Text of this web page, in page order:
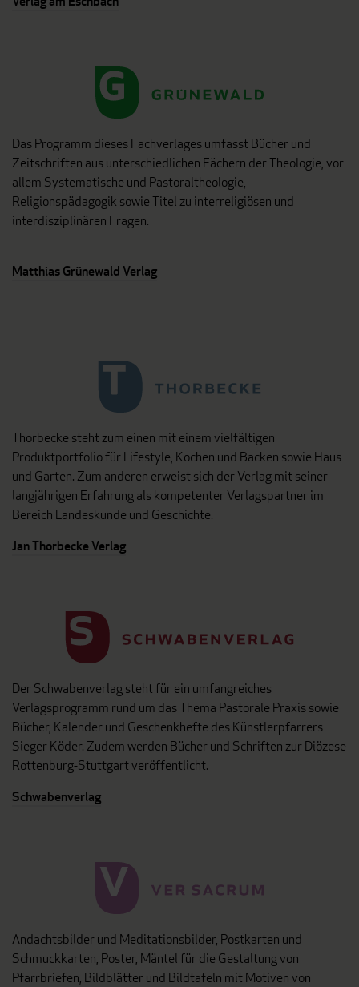
Das Programm dieses Fachverlages umfasst Bücher und
Zeitschriften aus unterschiedlichen Fächern der Theologie, vor
allem Systematische und Pastoraltheologie,
Religionspädagogik sowie Titel zu interreligiösen und
interdisziplinären Fragen.
Matthias Grünewald Verlag
Thorbecke steht zum einen mit einem vielfältigen
Produktportfolio für Lifestyle, Kochen und Backen sowie Haus
und Garten. Zum anderen erweist sich der Verlag mit seiner
langjährigen Erfahrung als kompetenter Verlagspartner im
Bereich Landeskunde und Geschichte.
Jan Thorbecke Verlag
Der Schwabenverlag steht für ein umfangreiches
Verlagsprogramm rund um das Thema Pastorale Praxis sowie
Bücher, Kalender und Geschenkhefte des Künstlerpfarrers
Sieger Köder. Zudem werden Bücher und Schriften zur Diözese
Rottenburg-Stuttgart veröffentlicht.
Schwabenverlag
Andachtsbilder und Meditationsbilder, Postkarten und
Schmuckkarten, Poster, Mäntel für die Gestaltung von
Pfarrbriefen, Bildblätter und Bildtafeln mit Motiven von